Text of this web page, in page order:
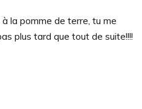
la pomme de terre, tu me
plus tard que tout de suite!!!!